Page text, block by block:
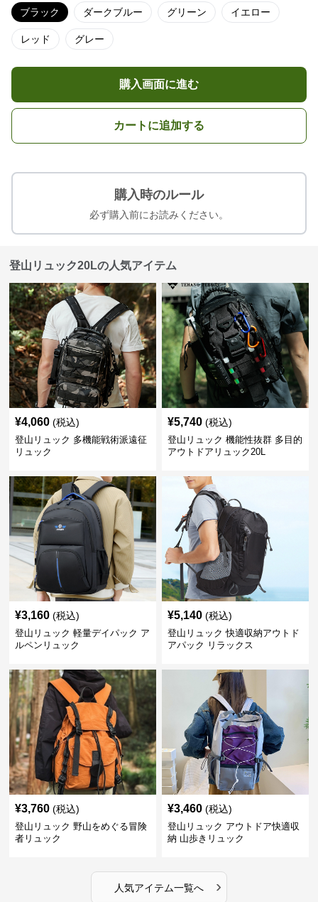
ブラック ダークブルー グリーン イエロー
レッド グレー
購入画面に進む
カートに追加する
購入時のルール
必ず購入前にお読みください。
登山リュック20Lの人気アイテム
¥4,060 (税込)
登山リュック 多機能戦術派遠征
リュック
¥5,740 (税込)
登山リュック 機能性抜群 多目的
アウトドアリュック20L
¥3,160 (税込)
登山リュック 軽量デイパック ア
ルペンリュック
¥5,140 (税込)
登山リュック 快適収納アウトド
アパック リラックス
¥3,760 (税込)
登山リュック 野山をめぐる冒険
者リュック
¥3,460 (税込)
登山リュック アウトドア快適収
納 山歩きリュック
人気アイテム一覧へ ›